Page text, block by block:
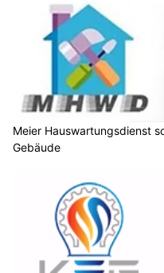
Meier Hauswartungsdienst
Gebäude